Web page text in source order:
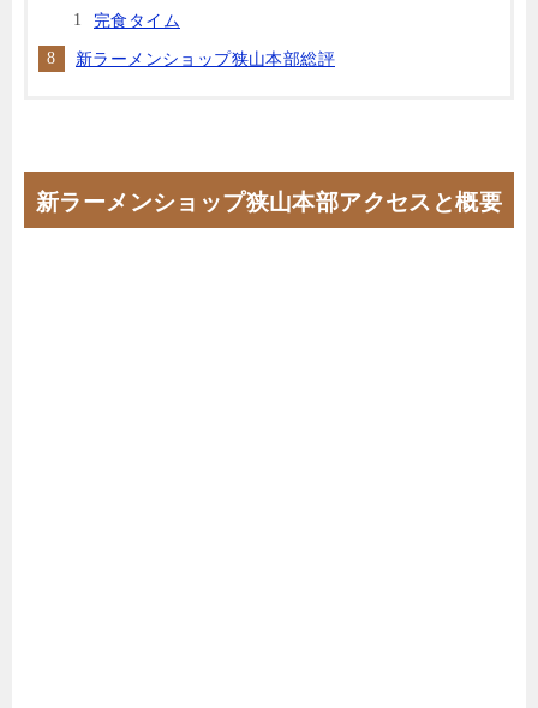
完食タイム
新ラーメンショップ狭山本部総評
新ラーメンショップ狭山本部アクセスと概要